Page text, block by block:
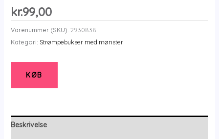
kr.99,00
Varenummer (SKU): 2930838
Kategori: Strømpebukser med mønster
KØB
Beskrivelse